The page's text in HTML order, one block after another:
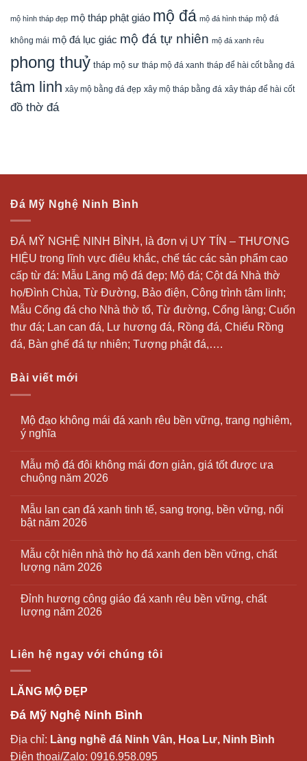
mộ hình tháp đẹp mộ tháp phật giáo mộ đá mộ đá hình tháp mộ đá
không mái mộ đá lục giác mộ đá tự nhiên mộ đá xanh rêu
phong thuỷ tháp mộ sư tháp mộ đá xanh tháp để hài cốt bằng đá
tâm linh xây mộ bằng đá đẹp xây mộ tháp bằng đá xây tháp để hài cốt
đồ thờ đá
Đá Mỹ Nghệ Ninh Bình
ĐÁ MỸ NGHỆ NINH BÌNH, là đơn vị UY TÍN – THƯƠNG
HIỆU trong lĩnh vực điêu khắc, chế tác các sản phẩm cao
cấp từ đá: Mẫu Lăng mộ đá đẹp; Mộ đá; Cột đá Nhà thờ
họ/Đình Chùa, Từ Đường, Bảo điện, Công trình tâm linh;
Mẫu Cổng đá cho Nhà thờ tổ, Từ đường, Cổng làng; Cuốn
thư đá; Lan can đá, Lư hương đá, Rồng đá, Chiếu Rồng
đá, Bàn ghế đá tự nhiên; Tượng phật đá,….
Bài viết mới
Mộ đạo không mái đá xanh rêu bền vững, trang nghiêm,
ý nghĩa
Mẫu mộ đá đôi không mái đơn giản, giá tốt được ưa
chuộng năm 2026
Mẫu lan can đá xanh tinh tế, sang trọng, bền vững, nổi
bật năm 2026
Mẫu cột hiên nhà thờ họ đá xanh đen bền vững, chất
lượng năm 2026
Đỉnh hương công giáo đá xanh rêu bền vững, chất
lượng năm 2026
Liên hệ ngay với chúng tôi
LĂNG MỘ ĐẸP
Đá Mỹ Nghệ Ninh Bình
Địa chỉ: Làng nghề đá Ninh Vân, Hoa Lư, Ninh Bình
Điện thoại/Zalo: 0916.958.095